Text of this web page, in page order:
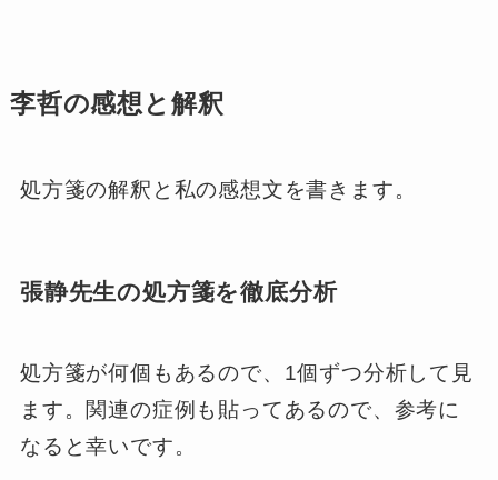
李哲の感想と解釈
処方箋の解釈と私の感想文を書きます。
張静先生の処方箋を徹底分析
処方箋が何個もあるので、1個ずつ分析して見
ます。関連の症例も貼ってあるので、参考に
なると幸いです。